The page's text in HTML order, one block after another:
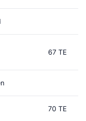
67 TE
70 TE